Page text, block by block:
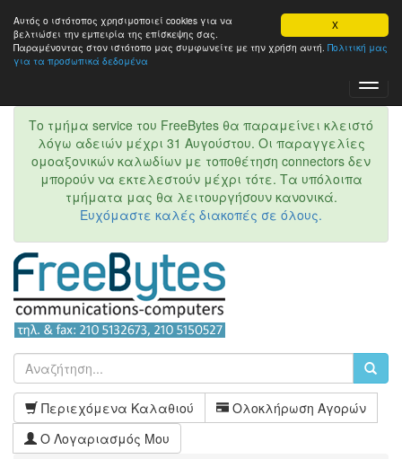
X
Αυτός ο ιστότοπος χρησιμοποιεί cookies για να
βελτιώσει την εμπειρία της επίσκεψης σας.
Παραμένοντας στον ιστότοπo μας συμφωνείτε με την χρήση αυτή. Πολιτική μας
για τα προσωπικά δεδομένα
Το τμήμα service του FreeBytes θα παραμείνει κλειστό
λόγω αδειών μέχρι 31 Αυγούστου. Οι παραγγελίες
ομοαξονικών καλωδίων με τοποθέτηση connectors δεν
μπορούν να εκτελεστούν μέχρι τότε. Τα υπόλοιπα
τμήματα μας θα λειτουργήσουν κανονικά.
Ευχόμαστε καλές διακοπές σε όλους.
Περιεχόμενα Καλαθιού
Ολοκλήρωση Αγορών
Ο Λογαριασμός Μου